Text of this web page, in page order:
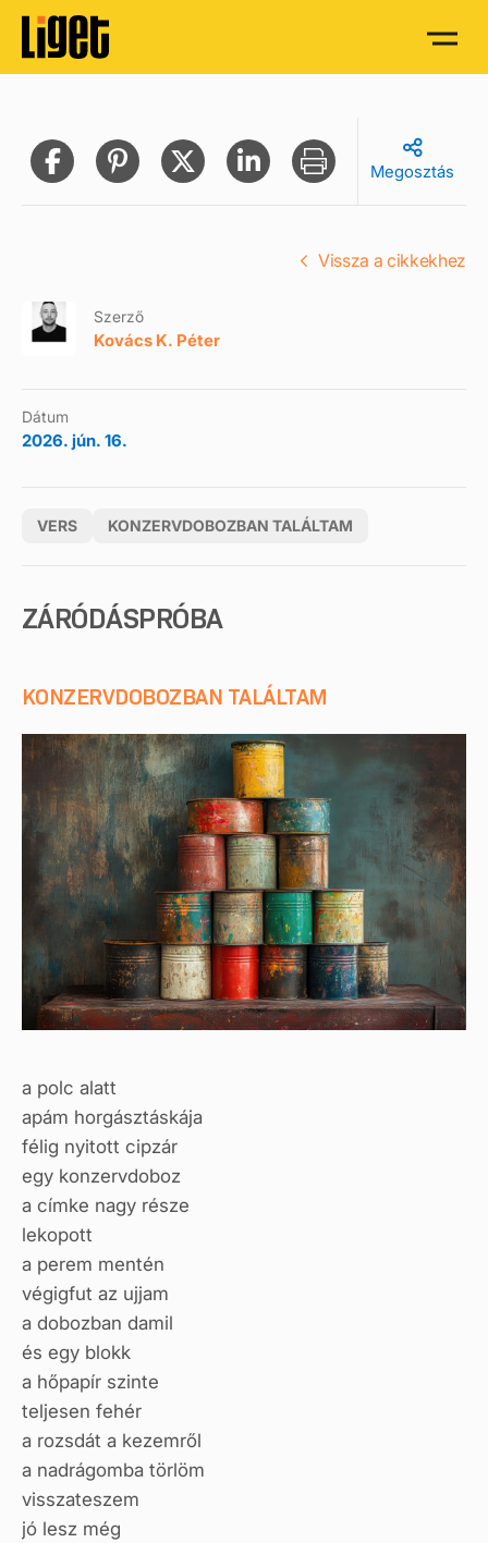
Megosztás
Szerző
Kovács K. Péter
Dátum
2026. jún. 16.
VERS KONZERVDOBOZBAN TALÁLTAM
Vissza a cikkekhez
ZÁRÓDÁSPRÓBA
KONZERVDOBOZBAN TALÁLTAM
a polc alatt
apám horgásztáskája
félig nyitott cipzár
egy konzervdoboz
a címke nagy része
lekopott
a perem mentén
végigfut az ujjam
a dobozban damil
és egy blokk
a hőpapír szinte
teljesen fehér
a rozsdát a kezemről
a nadrágomba törlöm
visszateszem
jó lesz még